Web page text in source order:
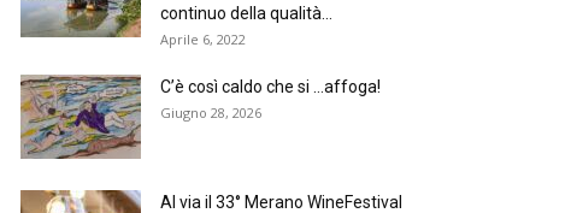
continuo della qualità...
Aprile 6, 2022
C’è così caldo che si …affoga!
Giugno 28, 2026
Al via il 33° Merano WineFestival